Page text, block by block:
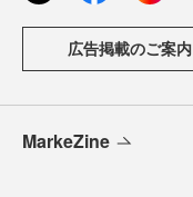
広告掲載のご案内
MarkeZine